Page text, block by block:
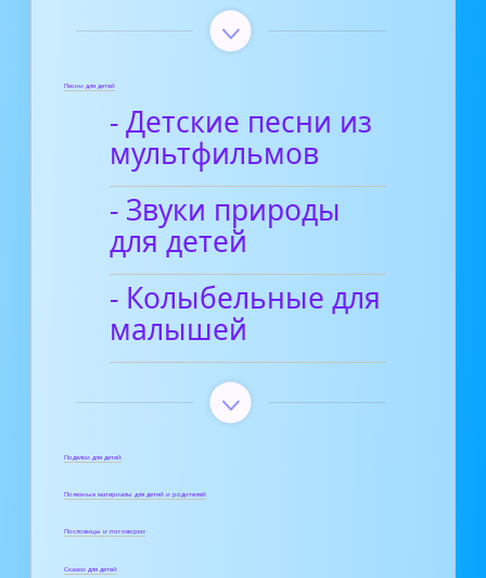
Песни для детей
- Детские песни из
мультфильмов
- Звуки природы
для детей
- Колыбельные для
малышей
Поделки для детей
Полезные материалы для детей и родителей
Пословицы и поговорки
Сказки для детей